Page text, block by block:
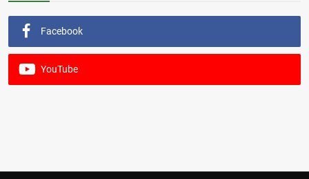
Facebook
YouTube